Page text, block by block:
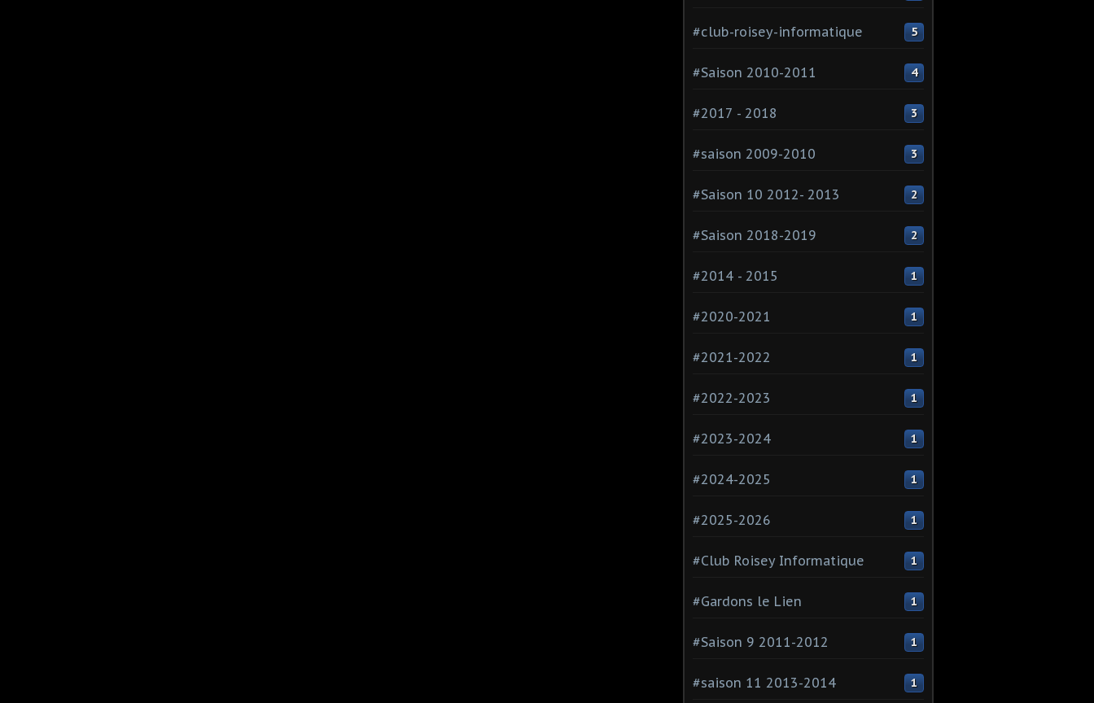
#club-roisey-informatique 5
#Saison 2010-2011 4
#2017 - 2018 3
#saison 2009-2010 3
#Saison 10 2012- 2013 2
#Saison 2018-2019 2
#2014 - 2015 1
#2020-2021 1
#2021-2022 1
#2022-2023 1
#2023-2024 1
#2024-2025 1
#2025-2026 1
#Club Roisey Informatique 1
#Gardons le Lien 1
#Saison 9 2011-2012 1
#saison 11 2013-2014 1